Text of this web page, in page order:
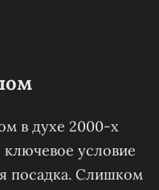
в духе 2000-х
условие
посадка. Слишком